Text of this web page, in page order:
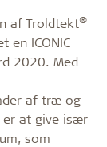
af Troldtekt®
en ICONIC
2020. Med
af træ og
at give især
som